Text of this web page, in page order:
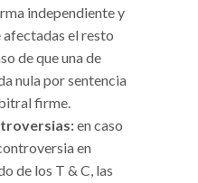
independiente y
afectadas el resto
de que una de
nula por sentencia
firme.
en caso
en
de los T & C, las